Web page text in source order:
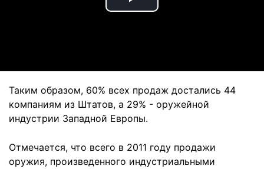
Play
Таким образом, 60% всех продаж достались 44
компаниям из Штатов, а 29% - оружейной
индустрии Западной Европы.
Отмечается, что всего в 2011 году продажи
оружия, произведенного индустриальными